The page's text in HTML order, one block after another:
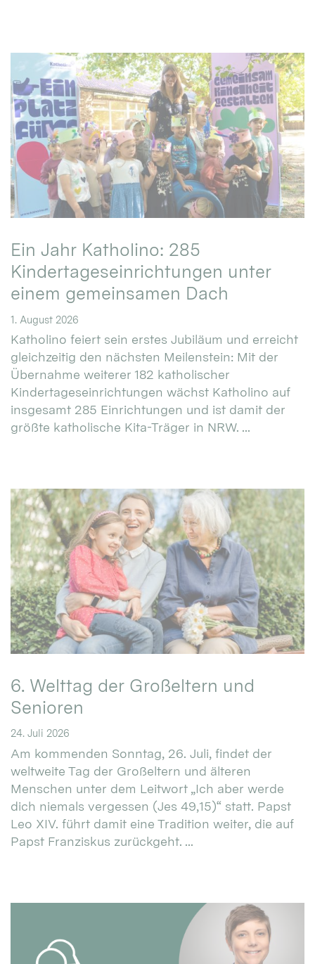
Ein Jahr Katholino: 285
Kindertageseinrichtungen unter
einem gemeinsamen Dach
1. August 2026
Katholino feiert sein erstes Jubiläum und erreicht
gleichzeitig den nächsten Meilenstein: Mit der
Übernahme weiterer 182 katholischer
Kindertageseinrichtungen wächst Katholino auf
insgesamt 285 Einrichtungen und ist damit der
größte katholische Kita-Träger in NRW. ...
6. Welttag der Großeltern und
Senioren
24. Juli 2026
Am kommenden Sonntag, 26. Juli, findet der
weltweite Tag der Großeltern und älteren
Menschen unter dem Leitwort „Ich aber werde
dich niemals vergessen (Jes 49,15)“ statt. Papst
Leo XIV. führt damit eine Tradition weiter, die auf
Papst Franziskus zurückgeht. ...